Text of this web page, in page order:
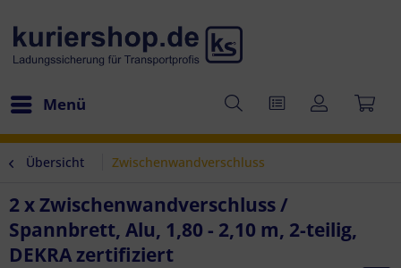
Menü
Übersicht Zwischenwandverschluss
2 x Zwischenwandverschluss /
Spannbrett, Alu, 1,80 - 2,10 m, 2-teilig,
DEKRA zertifiziert